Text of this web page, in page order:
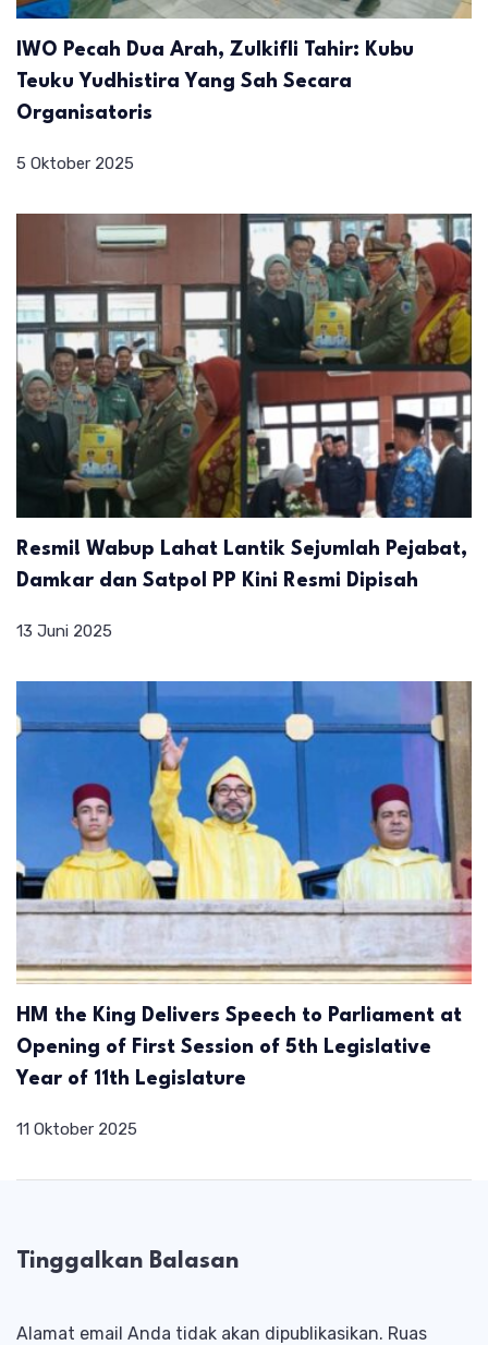
IWO Pecah Dua Arah, Zulkifli Tahir: Kubu
Teuku Yudhistira Yang Sah Secara
Organisatoris
5 Oktober 2025
Resmi! Wabup Lahat Lantik Sejumlah Pejabat,
Damkar dan Satpol PP Kini Resmi Dipisah
13 Juni 2025
HM the King Delivers Speech to Parliament at
Opening of First Session of 5th Legislative
Year of 11th Legislature
11 Oktober 2025
Tinggalkan Balasan
Alamat email Anda tidak akan dipublikasikan. Ruas